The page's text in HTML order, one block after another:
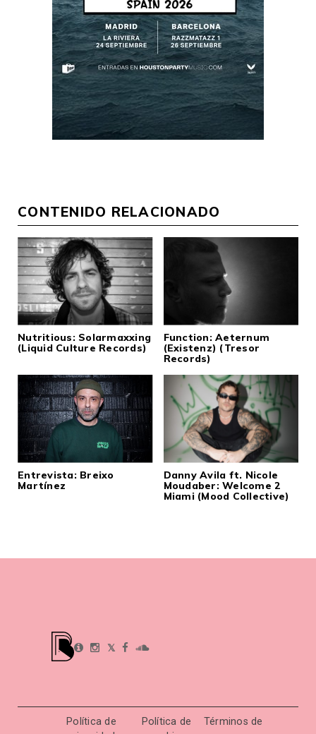
CONTENIDO RELACIONADO
Nutritious: Solarmaxxing
(Liquid Culture Records)
Function: Aeternum
(Existenz) (Tresor
Records)
Entrevista: Breixo
Martínez
Danny Avila ft. Nicole
Moudaber: Welcome 2
Miami (Mood Collective)
𝕏
Política de
Política de
Términos de